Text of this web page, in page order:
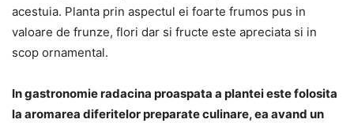
acestuia. Planta prin aspectul ei foarte frumos pus in
valoare de frunze, flori dar si fructe este apreciata si in
scop ornamental.
In gastronomie radacina proaspata a plantei este folosita
la aromarea diferitelor preparate culinare, ea avand un